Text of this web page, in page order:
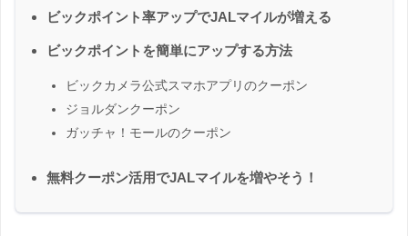
ビックポイント率アップでJALマイルが増える
ビックポイントを簡単にアップする方法
ビックカメラ公式スマホアプリのクーポン
ジョルダンクーポン
ガッチャ！モールのクーポン
無料クーポン活用でJALマイルを増やそう！